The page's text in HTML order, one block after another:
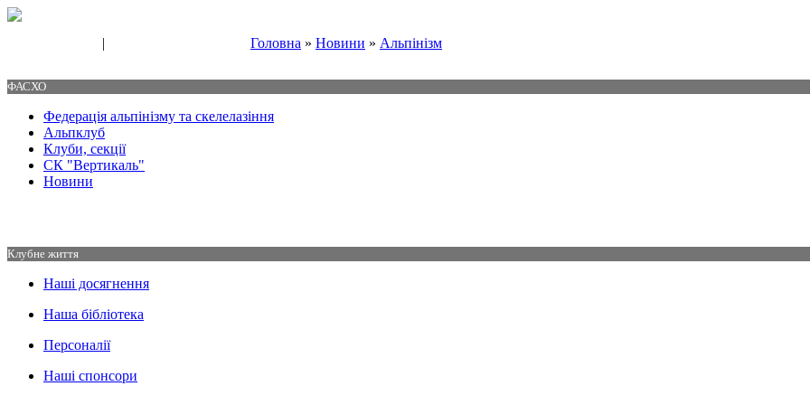
| Головна » Новини » Альпінізм
ФАСХО
Федерація альпінізму та скелелазіння
Альпклуб
Клуби, секції
СК "Вертикаль"
Новини
Клубне життя
Наші досягнення
Наша бібліотека
Персоналії
Наші спонсори